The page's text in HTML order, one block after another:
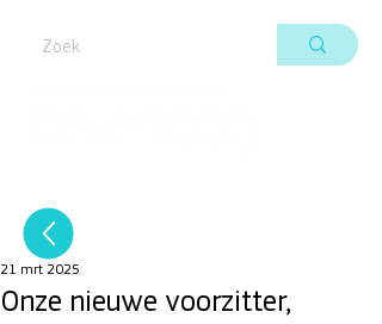
Onze nieuwe voorzitter,
21 mrt 2025